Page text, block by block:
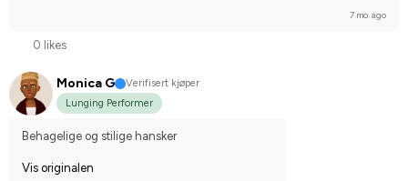
7 mo. ago
0 likes
Monica G
Verifisert kjøper
Lunging Performer
Behagelige og stilige hansker
Vis originalen